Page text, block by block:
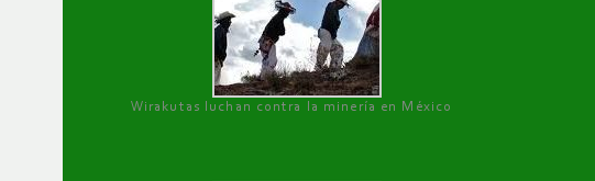
Wirakutas luchan contra la minería en México